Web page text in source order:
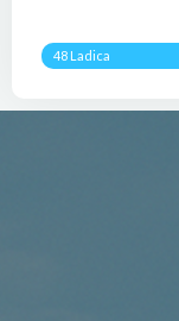
48 Ladica